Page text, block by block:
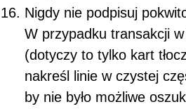
Nigdy nie podpisuj
W przypadku transakcji
(dotyczy to tylko kart
nakreśl linie w czystej
by nie było możliwe